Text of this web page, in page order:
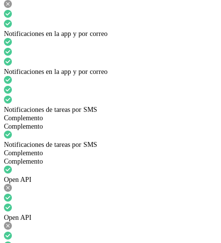
Notificaciones en la app y por correo
Notificaciones en la app y por correo
Notificaciones de tareas por SMS
Complemento
Complemento
Notificaciones de tareas por SMS
Complemento
Complemento
Open API
Open API